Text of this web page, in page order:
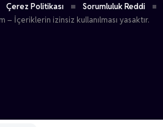
Çerez Politikası Sorumluluk Reddi
– İçeriklerin izinsiz kullanılması yasaktır.